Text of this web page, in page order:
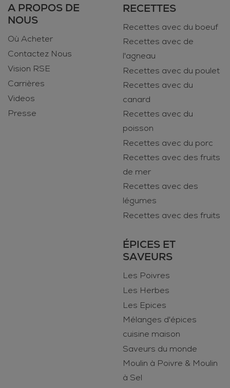
A PROPOS DE
NOUS
Où Acheter
Contactez Nous
Vision RSE
Carrières
Videos
Presse
RECETTES
Recettes avec du boeuf
Recettes avec de
l'agneau
Recettes avec du poulet
Recettes avec du
canard
Recettes avec du
poisson
Recettes avec du porc
Recettes avec des fruits
de mer
Recettes avec des
légumes
Recettes avec des fruits
ÉPICES ET
SAVEURS
Les Poivres
Les Herbes
Les Epices
Mélanges d'épices
cuisine maison
Saveurs du monde
Moulin à Poivre & Moulin
à Sel